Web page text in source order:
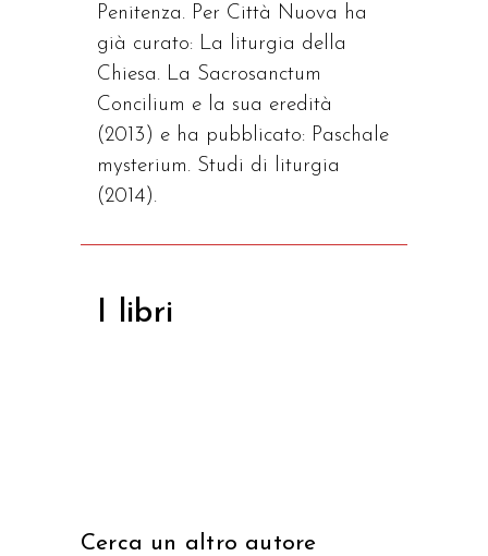
Penitenza. Per Città Nuova ha
già curato: La liturgia della
Chiesa. La Sacrosanctum
Concilium e la sua eredità
(2013) e ha pubblicato: Paschale
mysterium. Studi di liturgia
(2014).
I libri
Cerca un altro autore